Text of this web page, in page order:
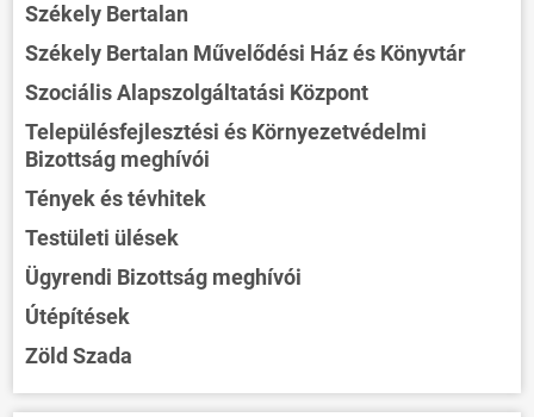
Székely Bertalan
Székely Bertalan Művelődési Ház és Könyvtár
Szociális Alapszolgáltatási Központ
Településfejlesztési és Környezetvédelmi
Bizottság meghívói
Tények és tévhitek
Testületi ülések
Ügyrendi Bizottság meghívói
Útépítések
Zöld Szada